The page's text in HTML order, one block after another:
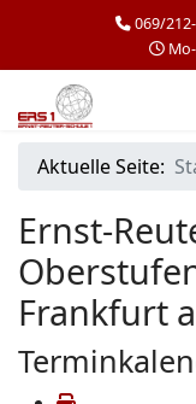
069/
Aktuelle Seite:
Ernst-
Frankfurt